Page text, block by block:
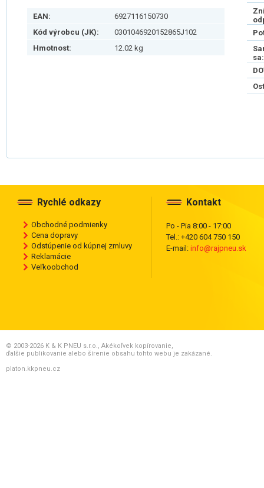
EAN:
6927116150730
Kód výrobcu (JK):
0301046920152865J102
Hmotnost:
12.02 kg
sa:
Rychlé odkazy
Obchodné podmienky
Cena dopravy
Odstúpenie od kúpnej zmluvy
Reklamácie
Veľkoobchod
Kontakt
Po - Pia 8:00 - 17:00
Tel.: +420 604 750 150
E-mail: info@rajpneu.sk
© 2003-2026 K & K PNEU s.r.o., Akékoľvek kopírovanie,
ďalšie publikovanie alebo šírenie obsahu tohto webu je zakázané.
platon.kkpneu.cz